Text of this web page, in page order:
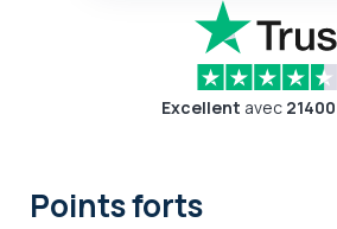
Excellent avec 21400
Points forts